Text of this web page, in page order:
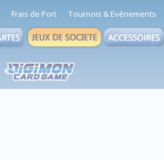
Frais de Port Tournois & Evènements